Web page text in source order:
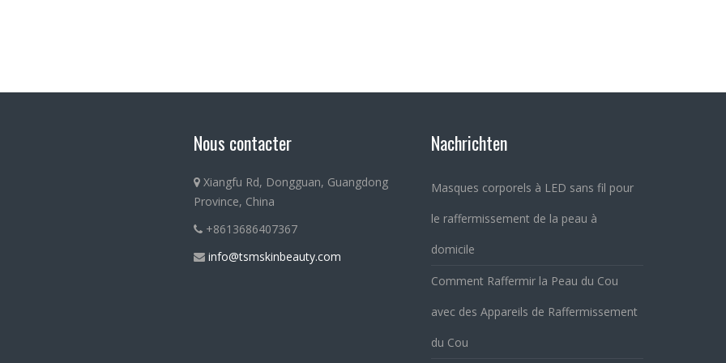
Nous contacter
Xiangfu Rd, Dongguan, Guangdong
Province, China
+8613686407367
info@tsmskinbeauty.com
Nachrichten
Masques corporels à LED sans fil pour
le raffermissement de la peau à
domicile
Comment Raffermir la Peau du Cou
avec des Appareils de Raffermissement
du Cou